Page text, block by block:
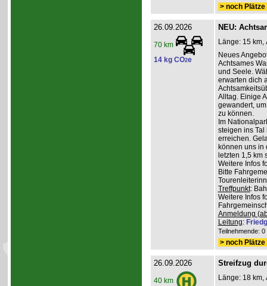
> noch
26.09.2026
70 km
14 kg CO2e
NEU:
Länge: 15 km,
Neues
Achtsames
und Seele.
erwarten dich
Alltag. Einige
gewandert,
zu können.
Im
steigen ins
erreichen.
können uns in
letzten 1,5 km
Weitere Infos
Bitte
Treffpunkt:
Weitere Infos
Anmeldung
Leitung:
Teilnehmende:
> noch
26.09.2026
40 km
Streifzug
Länge: 18 km,